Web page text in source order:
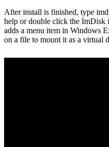
After install is finished, type
help or double click the ImDisk
adds a menu item in Windows
on a file to mount it as a virtual